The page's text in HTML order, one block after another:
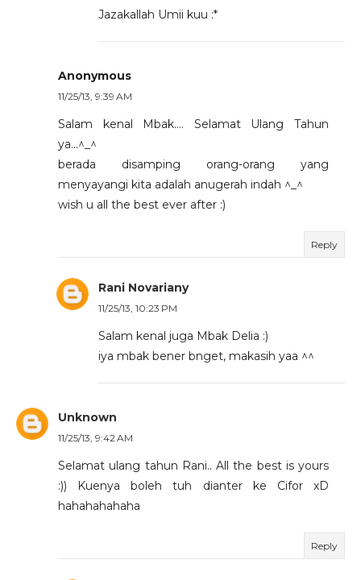
Jazakallah Umii kuu :*
Anonymous
11/25/13, 9:39 AM
Salam kenal Mbak.... Selamat Ulang Tahun
ya...^_^
berada disamping orang-orang yang
menyayangi kita adalah anugerah indah ^_^
wish u all the best ever after :)
Reply
Rani Novariany
11/25/13, 10:23 PM
Salam kenal juga Mbak Delia :)
iya mbak bener bnget, makasih yaa ^^
Unknown
11/25/13, 9:42 AM
Selamat ulang tahun Rani.. All the best is yours
:)) Kuenya boleh tuh dianter ke Cifor xD
hahahahahaha
Reply